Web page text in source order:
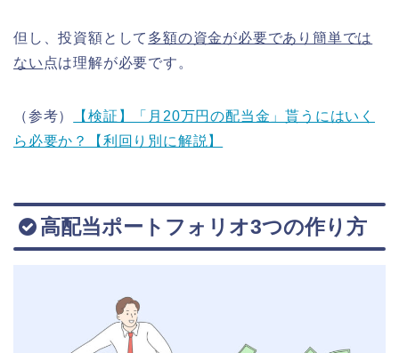
但し、投資額として 多額の資金が必要であり簡単では
ない 点は理解が必要です。
（参考）
【検証】「月20万円の配当金」貰うにはいく
ら必要か？【利回り別に解説】
高配当ポートフォリオ3つの作り方